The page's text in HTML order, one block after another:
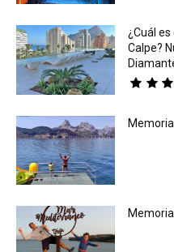
¿Cuál
Calpe?